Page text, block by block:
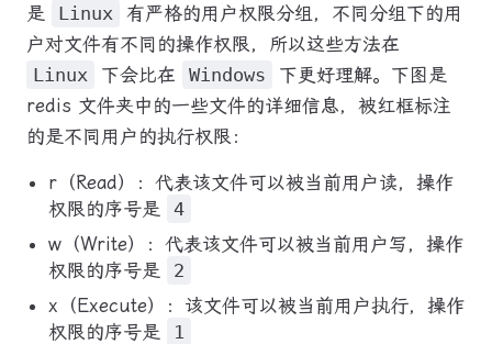
是
Linux
有严格的用户权限分组，不同分组下的用
户对文件有不同的操作权限，所以这些方法在
Linux
下会比在 Windows
下更好理解。下图是
redis 文件夹中的一些文件的详细信息，被红框标注
的是不同用户的执行权限：
r（Read）：代表该文件可以被当前用户读，操作
权限的序号是
4
w（Write）：代表该文件可以被当前用户写，操作
权限的序号是
2
x（Execute）：该文件可以被当前用户执行，操作
权限的序号是
1